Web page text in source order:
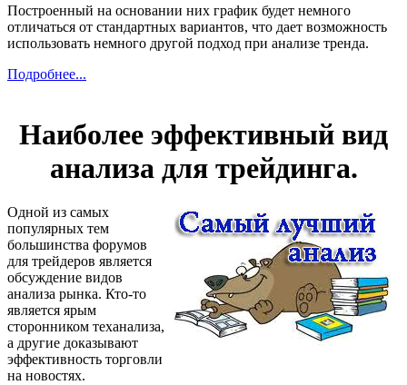
Построенный на основании них график будет немного
отличаться от стандартных вариантов, что дает возможность
использовать немного другой подход при анализе тренда.
Подробнее...
Наиболее эффективный вид
анализа для трейдинга.
Одной из самых
популярных тем
большинства форумов
для трейдеров является
обсуждение видов
анализа рынка. Кто-то
является ярым
сторонником теханализа,
а другие доказывают
эффективность торговли
на новостях.